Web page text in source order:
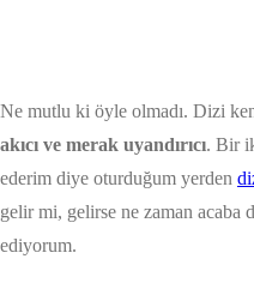
Ne mutlu ki öyle olmadı. Dizi
akıcı ve merak uyandırıcı. Bir
ederim diye oturduğum yerden
gelir mi, gelirse ne zaman acaba
ediyorum.